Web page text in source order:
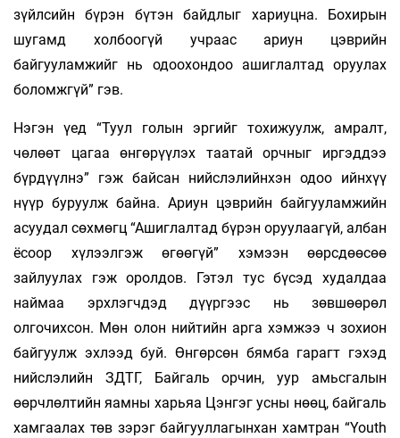
зүйлсийн бүрэн бүтэн байдлыг хариуцна. Бохирын
шугамд холбоогүй учраас ариун цэврийн
байгууламжийг нь одоохондоо ашиглалтад оруулах
боломжгүй” гэв.
Нэгэн үед “Туул голын эргийг тохижуулж, амралт,
чөлөөт цагаа өнгөрүүлэх таатай орчныг иргэддээ
бүрдүүлнэ” гэж байсан нийслэлийнхэн одоо ийнхүү
нүүр буруулж байна. Ариун цэврийн байгууламжийн
асуудал сөхмөгц “Ашиглалтад бүрэн оруулаагүй, албан
ёсоор хүлээлгэж өгөөгүй” хэмээн өөрсдөөсөө
зайлуулах гэж оролдов. Гэтэл тус бүсэд худалдаа
наймаа эрхлэгчдэд дүүргээс нь зөвшөөрөл
олгочихсон. Мөн олон нийтийн арга хэмжээ ч зохион
байгуулж эхлээд буй. Өнгөрсөн бямба гарагт гэхэд
нийслэлийн ЗДТГ, Байгаль орчин, уур амьсгалын
өөрчлөлтийн яамны харьяа Цэнгэг усны нөөц, байгаль
хамгаалах төв зэрэг байгууллагынхан хамтран “Youth